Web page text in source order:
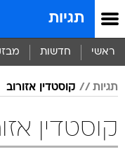
תגיות
ראשי חדשות
תגיות קוסטדין אזורוב
קוסטדין